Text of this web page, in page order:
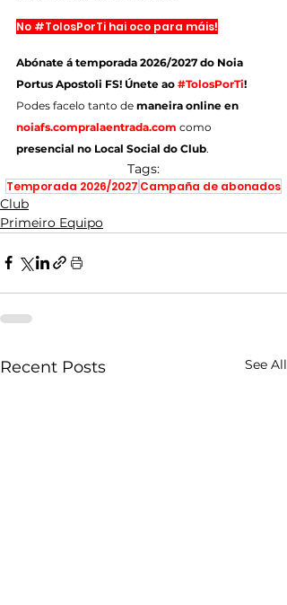
No #TolosPorTi hai oco para máis!
Abónate á temporada 2026/2027 do Noia
Portus Apostoli FS! Únete ao #TolosPorTi!
Podes facelo tanto de maneira online en
noiafs.compralaentrada.com como
presencial no Local Social do Club.
Tags:
Temporada 2026/2027 Campaña de abonados
Club
Primeiro Equipo
Recent Posts See All